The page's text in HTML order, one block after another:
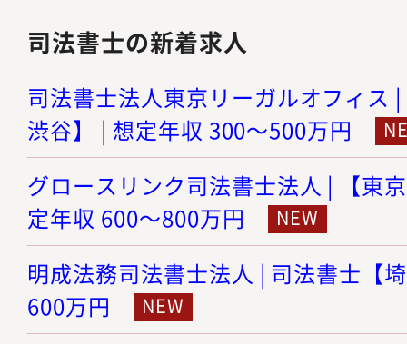
司法書士の新着求人
司法書士法人東京リーガルオフィス
渋谷】 | 想定年収 300～500万円
グロースリンク司法書士法人 | 【東
定年収 600～800万円
明成法務司法書士法人 | 司法書士【
600万円